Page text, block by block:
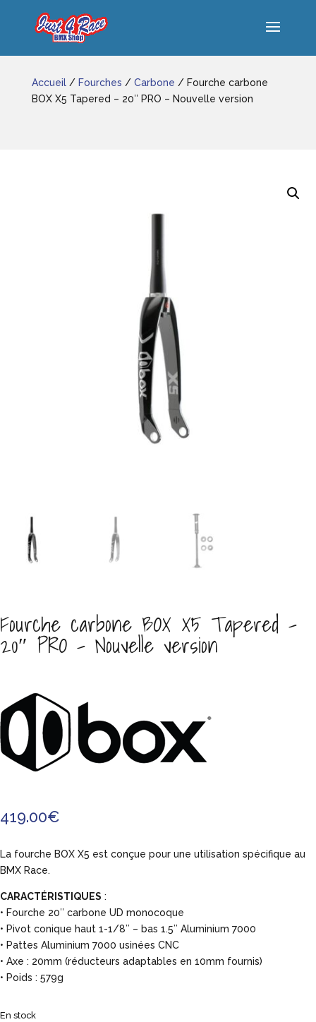
Accueil/ Fourches / Carbone / Fourche carbone
BOX X5 Tapered – 20″ PRO – Nouvelle version
Fourche carbone BOX X5 Tapered –
20″ PRO – Nouvelle version
419.00€
La fourche BOX X5 est conçue pour une utilisation spécifique au
BMX Race.
CARACTÉRISTIQUES :
• Fourche 20″ carbone UD monocoque
• Pivot conique haut 1-1/8’’ – bas 1.5’’ Aluminium 7000
• Pattes Aluminium 7000 usinées CNC
• Axe : 20mm (réducteurs adaptables en 10mm fournis)
• Poids : 579g
En stock